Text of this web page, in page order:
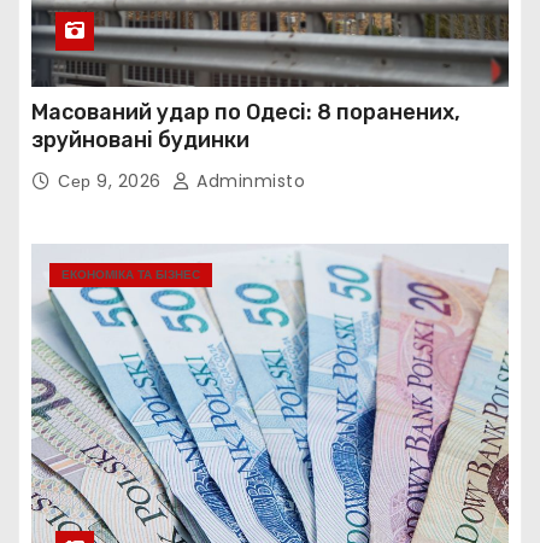
Масований удар по Одесі: 8 поранених,
зруйновані будинки
Сер 9, 2026 Adminmisto
ЕКОНОМІКА ТА БІЗНЕС